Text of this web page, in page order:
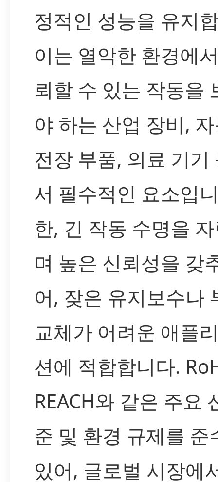
정적인 성능을 유지
이는 열악한 환경에
뢰할 수 있는 작동을
야 하는 산업 장비,
전장 부품, 의료 기기
서 필수적인 요소입
한, 긴 작동 수명을
며 높은 신뢰성을 갖
어, 잦은 유지보수나
교체가 어려운 애플
션에 적합합니다.
REACH와 같은 주요
준 및 환경 규제를 준
있어, 글로벌 시장에